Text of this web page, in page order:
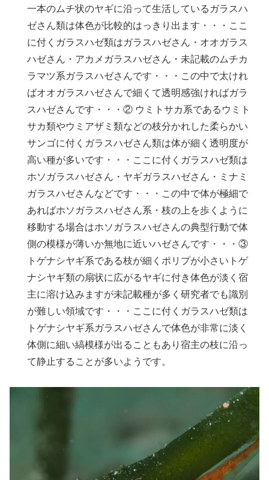
一本のムチ状のヤギに沿って生活しているガラスハ
ゼさん類は体色が比較的はっきり出ます・・・ここ
に付くガラスハゼ類はガラスハゼさん・オオガラス
ハゼさん・アカメガラスハゼさん・未記載のムチカ
ラマツ系ガラスハゼさんです・・・この中で太けれ
ばオオガラスハゼさんで細くて透明感強ければガラ
スハゼさんです・・・② ウミトサカ系であるウミト
サカ類やウミアザミ類などの枝分かれした柔らかい
サンゴに付くガラスハゼさん類は体が細く透明度が
高い種が多いです・・・ここに付くガラスハゼ類は
ホソガラスハゼさん・ヤギガラスハゼさん・ミナミ
ガラスハゼさんなどです・・・この中で体が極細で
あればホソガラスハゼさん系・枝の上を歩くように
移動する場合はホソガラスハゼさんの典型行動で体
側の模様が薄いか無地に近いハゼさんです・・・③
トゲナシヤギ系である枝が細くポリプが小さいトゲ
ナシヤギ類の扇状に広がるヤギに付き体色が淡く宿
主に溶け込みますが未記載種が多く研究者でも識別
が難しい領域です・・・ここに付くガラスハゼ類は
トゲナシヤギ系ガラスハゼさんで体色が非常に淡く
体側に細い縞模様が出ることもあり宿主の枝に沿っ
て静止することが多いようです。